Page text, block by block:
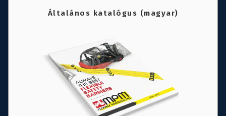
Általános katalógus (magyar)